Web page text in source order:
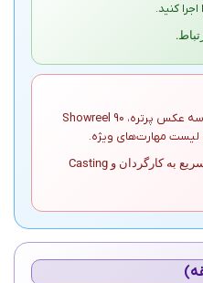
کنید.
ساخت پکیج دیجیتال: رزومه PDF، سه عکس پرتره، Showreel 90
هدف: آماده‌سازی برای ارسال سریع به کارگردان و Casting